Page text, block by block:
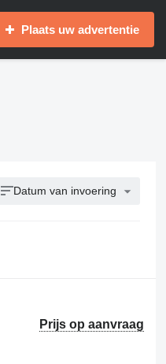
Plaats uw advertentie
Datum van invoering
Prijs op aanvraag